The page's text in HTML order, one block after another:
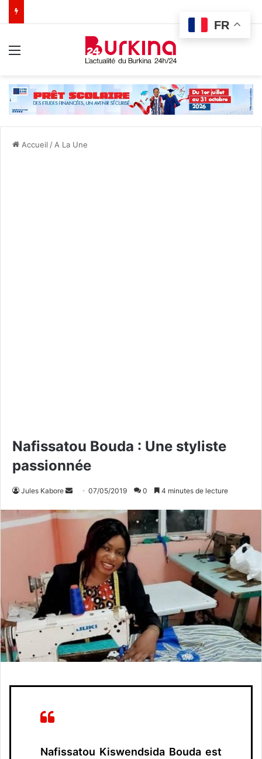
Accueil / A La Une
Nafissatou Bouda : Une styliste
passionnée
Jules Kabore
v
e
u
c
o
u
r
i
07/05/2019 0 4 minutes de lecture
Nafissatou Kiswendsida Bouda est
FR